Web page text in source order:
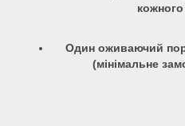
Один оживаючий
(мінімальне